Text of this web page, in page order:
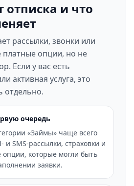
отписка и что
рассылки, звонки или
опции, но не
Если у вас есть
активная услуга, это
отдельно.
очередь
«Займы» чаще всего
и SMS-рассылки, страховки и
которые могли быть
заявки.